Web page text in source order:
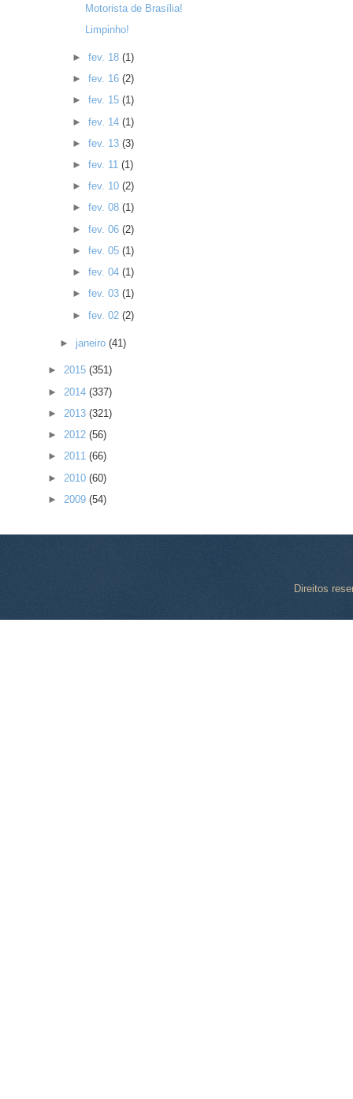
Motorista de Brasília!
Limpinho!
► fev. 18 (1)
► fev. 16 (2)
► fev. 15 (1)
► fev. 14 (1)
► fev. 13 (3)
► fev. 11 (1)
► fev. 10 (2)
► fev. 08 (1)
► fev. 06 (2)
► fev. 05 (1)
► fev. 04 (1)
► fev. 03 (1)
► fev. 02 (2)
► janeiro(41)
► 2015 (351)
► 2014 (337)
► 2013 (321)
► 2012 (56)
► 2011 (66)
► 2010 (60)
► 2009 (54)
Direitos